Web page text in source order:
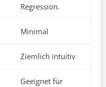
Regression.
Minimal
Ziemlich intuitiv
Geeignet für